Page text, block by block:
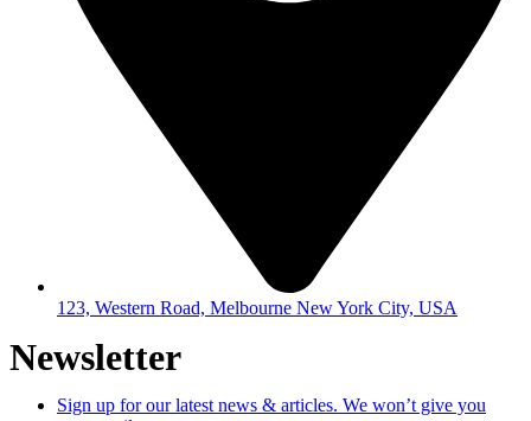
123, Western Road, Melbourne New York City, USA
Newsletter
Sign up for our latest news & articles. We won’t give you